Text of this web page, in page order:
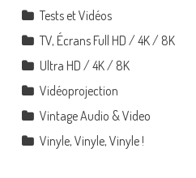
Tests et Vidéos
TV, Écrans Full HD / 4K / 8K
Ultra HD / 4K / 8K
Vidéoprojection
Vintage Audio & Video
Vinyle, Vinyle, Vinyle !